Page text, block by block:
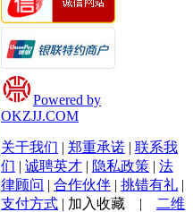
Powered by
OKZJJ.COM
关于我们 | 郑重承诺 | 联系我
们 | 诚聘英才 | 隐私政策 | 法
律顾问 | 合作伙伴 | 挑错有礼 |
支付方式 | 加入收藏 |
二维